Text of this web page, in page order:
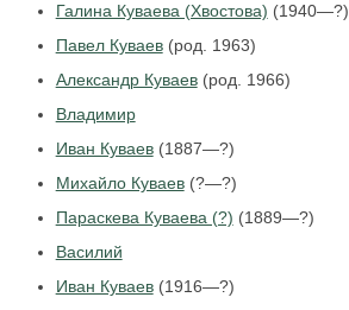
Галина Куваева (Хвостова) (1940—?)
Павел Куваев(род. 1963)
Александр Куваев(род. 1966)
Владимир
Иван Куваев(1887—?)
Михайло Куваев(?—?)
Параскева Куваева (?) (1889—?)
Василий
Иван Куваев(1916—?)